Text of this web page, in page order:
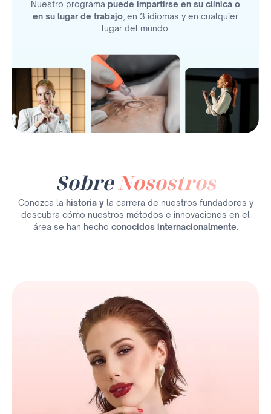
Nuestro programa puede impartirse en su clínica o
en su lugar de trabajo , en 3 idiomas y en cualquier
lugar del mundo.
SobreNosostros
Conozca la historia yla carrera de nuestros fundadores y
descubra cómo nuestros métodos e innovaciones en el
área se han hecho conocidos internacionalmente.